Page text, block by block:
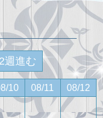
2週進む
10 08/11 08/12